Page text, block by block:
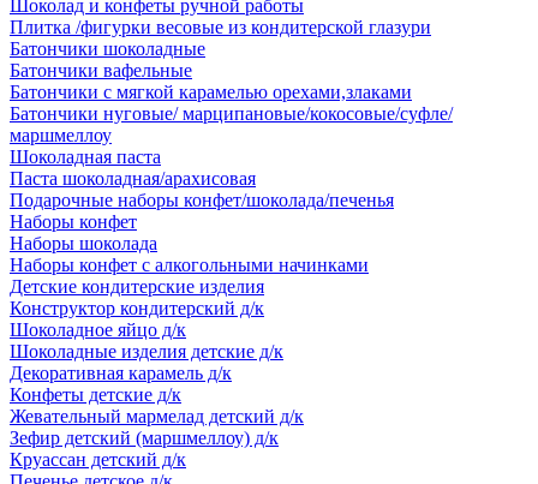
Шоколад и конфеты ручной работы
Плитка /фигурки весовые из кондитерской глазури
Батончики шоколадные
Батончики вафельные
Батончики с мягкой карамелью орехами,злаками
Батончики нуговые/ марципановые/кокосовые/суфле/
маршмеллоу
Шоколадная паста
Паста шоколадная/арахисовая
Подарочные наборы конфет/шоколада/печенья
Наборы конфет
Наборы шоколада
Наборы конфет с алкогольными начинками
Детские кондитерские изделия
Конструктор кондитерский д/к
Шоколадное яйцо д/к
Шоколадные изделия детские д/к
Декоративная карамель д/к
Конфеты детские д/к
Жевательный мармелад детский д/к
Зефир детский (маршмеллоу) д/к
Круассан детский д/к